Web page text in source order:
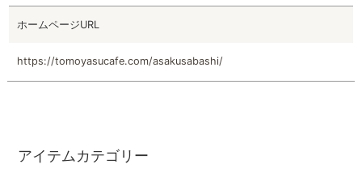
ホームページURL
https://tomoyasucafe.com/asakusabashi/
アイテムカテゴリー